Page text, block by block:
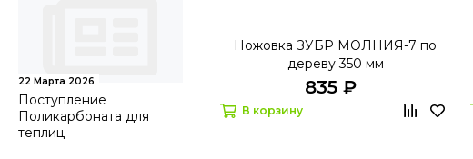
22 Марта 2026
Поступление
Поликарбоната для
теплиц
Ножовка ЗУБР МОЛНИЯ-7 по
дереву 350 мм
835 ₽
В корзину